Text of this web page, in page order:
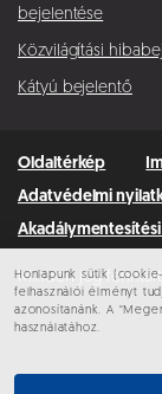
Honlapunk sütik
felhasználói élményt
azonosítanánk. A
használatához.
bejelentése
Közvilágítási
Kátyú bejelentő
Oldaltérkép
Adatvédelmi
Minden jog